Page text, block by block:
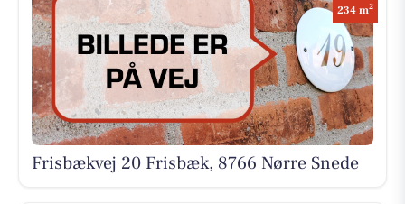
234 m2
Frisbækvej 20 Frisbæk, 8766 Nørre Snede